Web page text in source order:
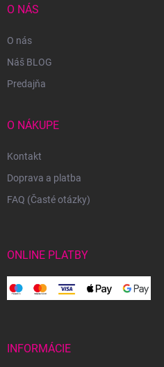
O NÁS
O nás
Náš BLOG
Predajňa
O NÁKUPE
Kontakt
Doprava a platba
FAQ (Časté otázky)
ONLINE PLATBY
INFORMÁCIE